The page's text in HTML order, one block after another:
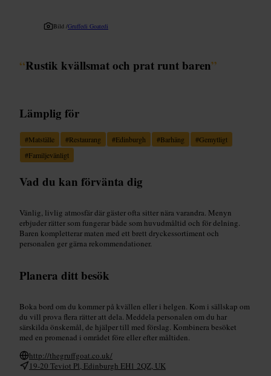
Bild /Gruffedi Goatedi
“Rustik kvällsmat och prat runt baren”
Lämplig för
#Matställe #Restaurang #Edinburgh #Barhäng #Gemytligt
#Familjevänligt
Vad du kan förvänta dig
Vänlig, livlig atmosfär där gäster ofta sitter nära varandra. Menyn
erbjuder rätter som fungerar både som huvudmåltid och för delning.
Baren kompletterar maten med ett brett dryckessortiment och
personalen ger gärna rekommendationer.
Planera ditt besök
Boka bord om du kommer på kvällen eller i helgen. Kom i sällskap om
du vill prova flera rätter att dela. Meddela personalen om du har
särskilda önskemål, de hjälper till med förslag. Kombinera besöket
med en promenad i området före eller efter måltiden.
http://thegruffgoat.co.uk/
19-20 Teviot Pl, Edinburgh EH1 2QZ, UK